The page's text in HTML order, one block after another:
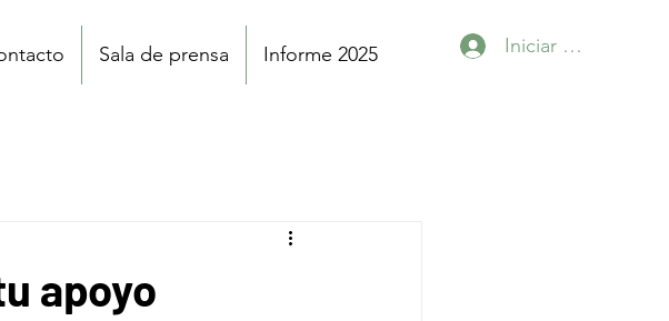
Sala de prensa Informe 2025 Iniciar sesión
apoyo